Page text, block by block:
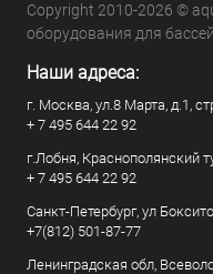
Copyright 2010-2026 ©
оборудования для
Наши адреса:
г. Москва, ул.8 Марта, д.1,
+ 7 495 644 22 92
г.Лобня, Краснополянский
+ 7 495 644 22 92
Санкт-Петербург, ул
+7(812) 501-87-77
Ленинградская обл,